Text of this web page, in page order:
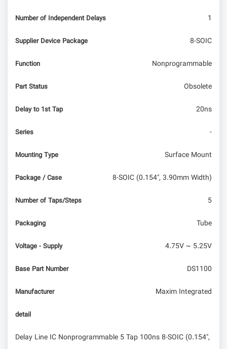
آموزش پردازش تصویر در پایتون – ترسیم بر روی
Number of Independent Delays 1
Supplier Device Package 8-SOIC
Function Nonprogrammable
Part Status Obsolete
Delay to 1st Tap 20ns
Series -
Mounting Type Surface Mount
Package / Case 8-SOIC (0.154", 3.90mm Width)
Number of Taps/Steps 5
Packaging Tube
Voltage - Supply 4.75V ~ 5.25V
Base Part Number DS1100
Manufacturer Maxim Integrated
detail
Delay Line IC Nonprogrammable 5 Tap 100ns 8-SOIC (0.154",